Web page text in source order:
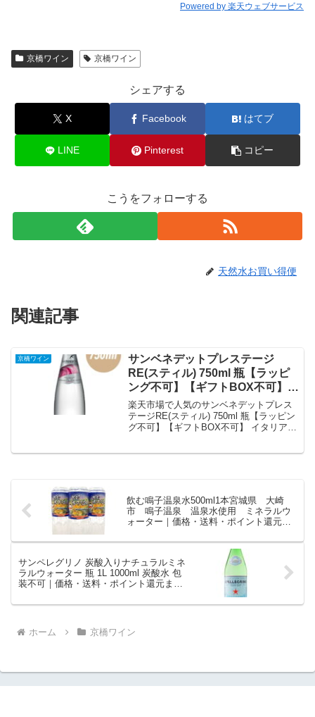
Powered by 楽天ウェブサービス
京橋ワイン 京橋ワイン
シェアする
X Facebook はてブ
LINE Pinterest コピー
こうをフォローする
天然水お買い得便
関連記事
京橋ワイン
サンベネデットプレステージ
RE(スティル) 750ml 瓶【ラッピ
ング不可】【ギフトBOX不可】
イタリア産 天然ミネラルウォー
ター ガラス瓶 ボトリング スコル
ツェ ヴェネツィア ドロミテ 雪解
水 プレステージ｜価格・送料・
楽天市場で人気のサンベネデットプレス
テージRE(スティル) 750ml 瓶【ラッピン
グ不可】【ギフトBOX不可】 イタリア産
倍）。実ユーザーレビュー0件・平均評価
0の商品情報・購入方法まとめ。
飲む鳴子温泉水500ml1本宮城県 大崎
市 鳴子温泉 温泉水使用 ミネラルウ
ォーター｜価格・送料・ポイント還元ま
サンペレグリノ 炭酸入りナチュラルミネ
ラルウォーター 瓶 1L 1000ml 炭酸水 包
装不可｜価格・送料・ポイント還元まと
ホーム 京橋ワイン